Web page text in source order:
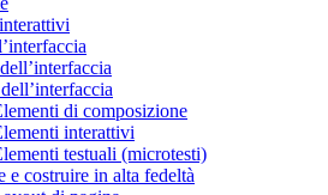
di composizione
interattivi
testuali (microtesti)
e costruire in alta fedeltà